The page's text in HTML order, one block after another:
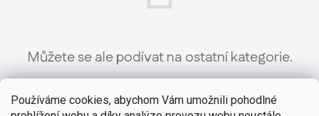
Používáme cookies, abychom Vám umožnili pohodlné
Můžete se ale podívat na ostatní kategorie.
Zpět do obchodu